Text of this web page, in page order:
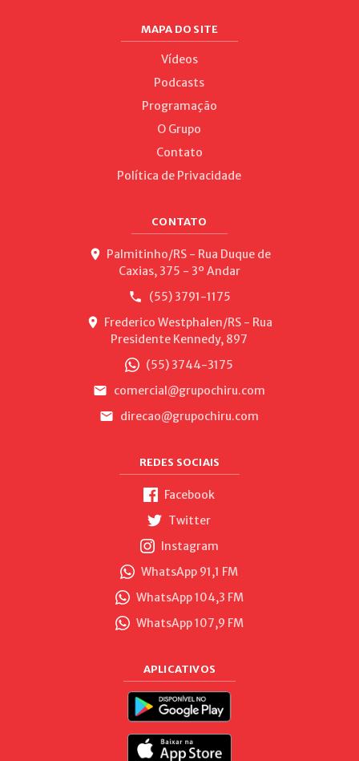
MAPA DO SITE
Vídeos
Podcasts
Programação
O Grupo
Contato
Política de Privacidade
CONTATO
Palmitinho/RS - Rua Duque de
Caxias, 375 - 3º Andar
(55) 3791-1175
Frederico Westphalen/RS - Rua
Presidente Kennedy, 897
(55) 3744-3175
comercial@grupochiru.com
direcao@grupochiru.com
REDES SOCIAIS
Facebook
Twitter
Instagram
WhatsApp 91,1 FM
WhatsApp 104,3 FM
WhatsApp 107,9 FM
APLICATIVOS